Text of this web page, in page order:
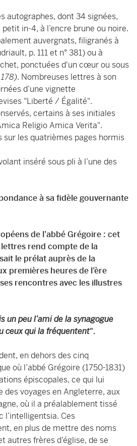
autographes, dont 34 signées,
in-4, à l’encre brune ou noire.
auvergnats, filigranés à
p. 111 et n° 381) ou à
ponctuées d'un cœur ou sous
. Nombreuses lettres à son
d’une vignette
"Liberté / Égalité".
certains à ses initiales
Religio Amica Verita".
sur les quatrièmes pages hormis
inséré sous pli à l’une des
à sa fidèle gouvernante
de l’abbé Grégoire : cet
rend compte de la
le prélat auprès de la
premières heures de l’ère
rencontres avec les illustres
un peu l’ami de la synagogue
ceux qui la fréquentent".
en dehors des cinq
où l’abbé Grégoire (1750-1831)
épiscopales, ce qui lui
des voyages en Angleterre, aux
où il a préalablement tissé
l’intelligentsia. Ces
en plus de mettre des noms
autres frères d’église, de se